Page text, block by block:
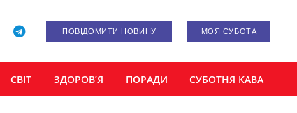
ПОВІДОМИТИ НОВИНУ МОЯ СУБОТА
СВІТ ЗДОРОВ’Я ПОРАДИ СУБОТНЯ КАВА